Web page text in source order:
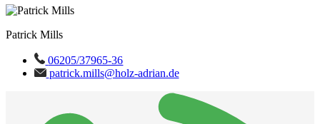
Patrick Mills
06205/37965-36
patrick.mills@holz-adrian.de